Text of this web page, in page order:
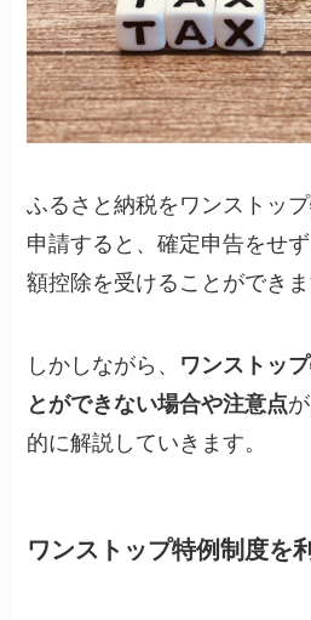
ふるさと納税をワンストッ
申請すると、確定申告をせ
額控除を受けることができま
しかしながら、 ワンストッ
とができない場合や注意点
的に解説していきます。
ワンストップ特例制度を